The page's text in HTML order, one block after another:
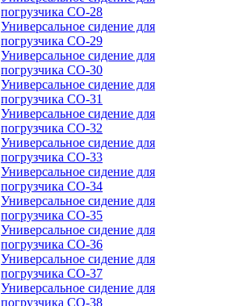
погрузчика CO-28
Универсальное сидение для
погрузчика CO-29
Универсальное сидение для
погрузчика CO-30
Универсальное сидение для
погрузчика CO-31
Универсальное сидение для
погрузчика CO-32
Универсальное сидение для
погрузчика CO-33
Универсальное сидение для
погрузчика CO-34
Универсальное сидение для
погрузчика CO-35
Универсальное сидение для
погрузчика CO-36
Универсальное сидение для
погрузчика CO-37
Универсальное сидение для
погрузчика CO-38